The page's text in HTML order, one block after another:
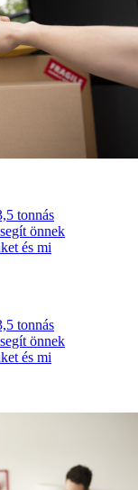
tonnás
önnek
és mi
tonnás
önnek
és mi